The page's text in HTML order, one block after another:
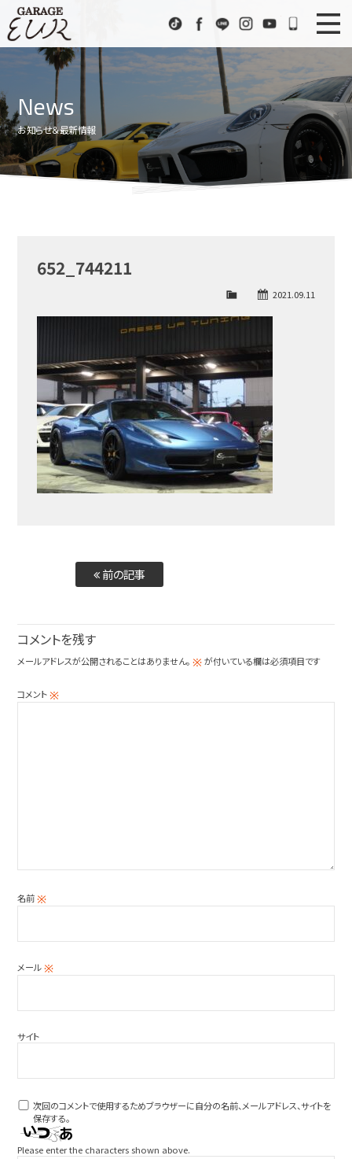
TikTokFacebook
LINE InstagramYoutube072-
ニュース
Stock List
在庫車情報
EUR Sports
EURスポーツ
アクセス
News
お知らせ＆最新情報
652_744211
2021.09.11
前の記事
コメントを残す
メールアドレスが公開されることはありません。 ※が付いている欄は必須項目です
コメント※
名前※
メール※
サイト
次回のコメントで使用するためブラウザーに自分の名前、メールアドレス、サイトを
保存する。
Please enter the characters shown above.